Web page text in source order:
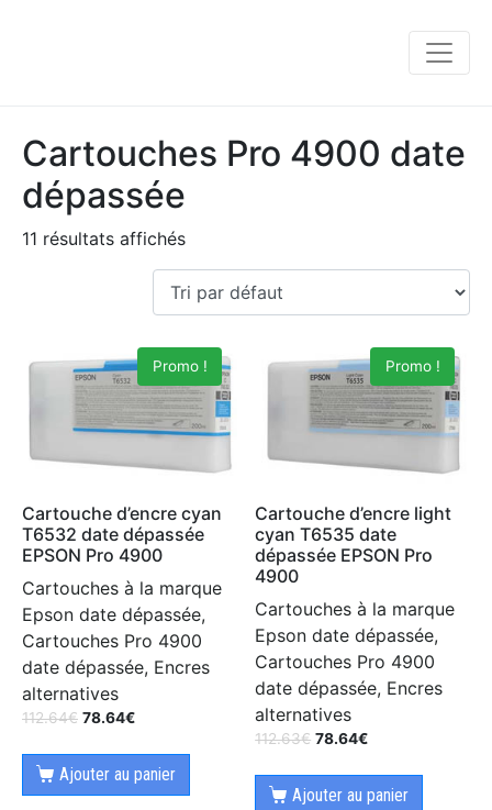
Cartouches Pro 4900 date
dépassée
11 résultats affichés
Promo !
Cartouche d’encre cyan
T6532 date dépassée
EPSON Pro 4900
Cartouches à la marque
Epson date dépassée,
Cartouches Pro 4900
date dépassée, Encres
alternatives
112.64€ 78.64€
Ajouter au panier
Promo !
Cartouche d’encre light
cyan T6535 date
dépassée EPSON Pro
4900
Cartouches à la marque
Epson date dépassée,
Cartouches Pro 4900
date dépassée, Encres
alternatives
112.63€ 78.64€
Ajouter au panier